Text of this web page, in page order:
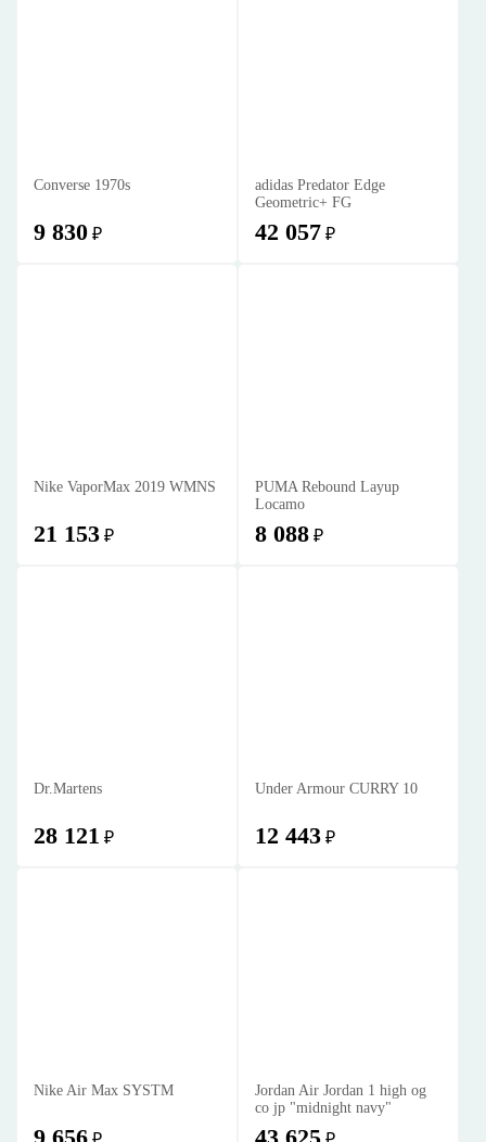
Converse 1970s
9 830 ₽
adidas Predator Edge
Geometric+ FG
42 057 ₽
Nike VaporMax 2019 WMNS
21 153 ₽
PUMA Rebound Layup
Locamo
8 088 ₽
Dr.Martens
28 121 ₽
Under Armour CURRY 10
12 443 ₽
Nike Air Max SYSTM
Jordan Air Jordan 1 high og
co jp "midnight navy"